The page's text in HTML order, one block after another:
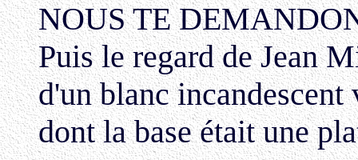
NOUS TE
Puis le regard de Jean
d'un blanc incandescent
dont la base était une